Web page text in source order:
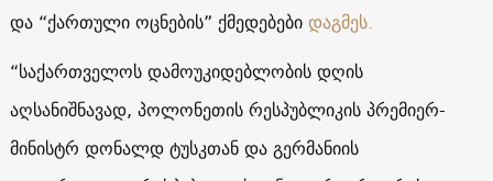
და “ქართული ოცნების” ქმედებებიდაგმეს.
“საქართველოს დამოუკიდებლობის დღის
აღსანიშნავად, პოლონეთის რესპუბლიკის პრემიერ-
მინისტრ დონალდ ტუსკთან და გერმანიის